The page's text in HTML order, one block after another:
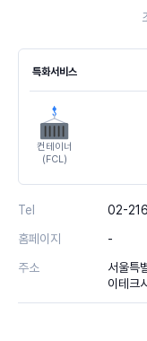
특화서비스
컨테이너
(FCL)
Tel
02-
홈페이지
-
주소
서울특
이테크